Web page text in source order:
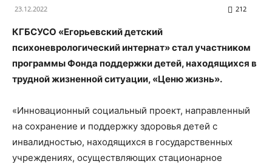
23.12.2022 212
КГБСУСО «Егорьевский детский
психоневрологический интернат» стал участником
программы Фонда поддержки детей, находящихся в
трудной жизненной ситуации, «Ценю жизнь».
«Инновационный социальный проект, направленный
на сохранение и поддержку здоровья детей с
инвалидностью, находящихся в государственных
учреждениях, осуществляющих стационарное